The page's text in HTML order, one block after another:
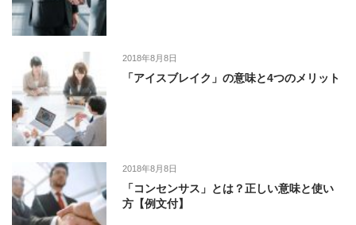
2018年8月8日
「アイスブレイク」の意味と4つのメリット
2018年8月8日
「コンセンサス」とは？正しい意味と使い
方【例文付】